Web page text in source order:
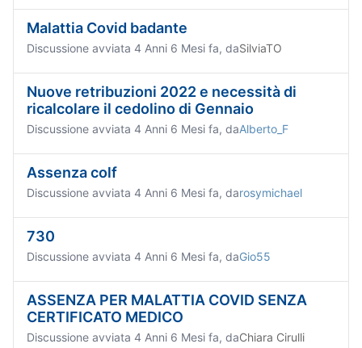
Malattia Covid badante
Discussione avviata 4 Anni 6 Mesi fa, daSilviaTO
Nuove retribuzioni 2022 e necessità di
ricalcolare il cedolino di Gennaio
Discussione avviata 4 Anni 6 Mesi fa, daAlberto_F
Assenza colf
Discussione avviata 4 Anni 6 Mesi fa, darosymichael
730
Discussione avviata 4 Anni 6 Mesi fa, daGio55
ASSENZA PER MALATTIA COVID SENZA
CERTIFICATO MEDICO
Discussione avviata 4 Anni 6 Mesi fa, daChiara Cirulli